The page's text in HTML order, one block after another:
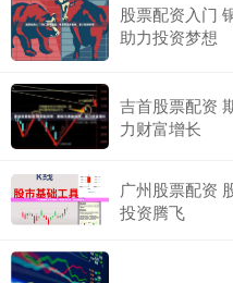
股票配资入门
助力投资梦想
吉首股票配资
力财富增长
广州股票配资
投资腾飞